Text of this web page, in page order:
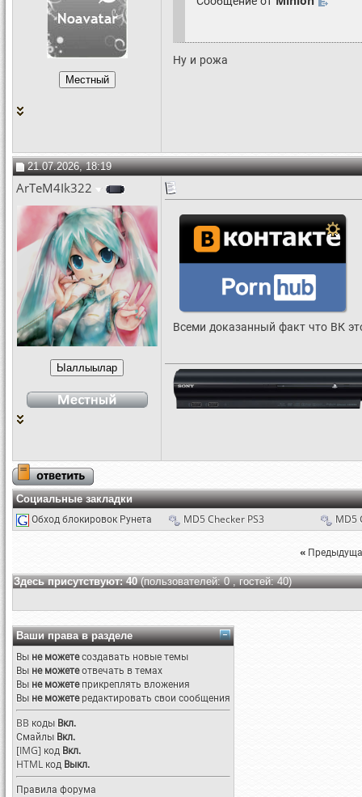
Ну и рожа
21.07.2026, 18:19
ArTeM4Ik322
Всеми доказанный факт что ВК
Социальные закладки
Обход блокировок Рунета MD5 Checker PS3 MD5
«
Здесь присутствуют: 40(пользователей: 0 , гостей: 40)
Ваши права в разделе
Вы не можетесоздавать новые темы
Вы не можетеотвечать в темах
Вы не можетеприкреплять вложения
Вы не можетередактировать свои сообщения
BB коды Вкл.
Смайлы Вкл.
[IMG] код Вкл.
HTML код Выкл.
Правила форума